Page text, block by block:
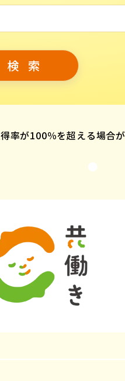
が100％を超える場合が